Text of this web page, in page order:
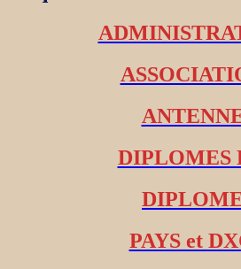
DIPLOMES
PAYS et